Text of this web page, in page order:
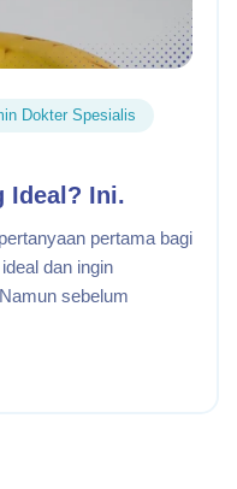
Dokter Spesialis
Ideal? Ini.
pertama bagi
dan ingin
sebelum